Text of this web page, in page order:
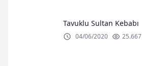
Tavuklu Sultan Kebabı
04/06/2020 25.667